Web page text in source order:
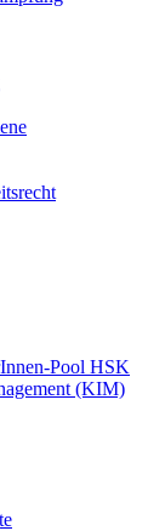
Pool HSK
(KIM)